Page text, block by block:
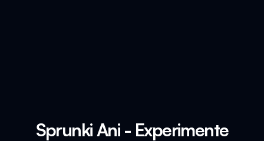
Sprunki Ani - Experimente